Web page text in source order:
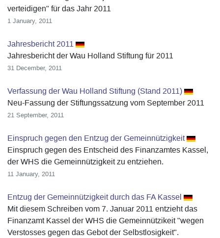
verteidigen" für das Jahr 2011
1 January, 2011
Jahresbericht 2011
Jahresbericht der Wau Holland Stiftung für 2011
31 December, 2011
Verfassung der Wau Holland Stiftung (Stand 2011)
Neu-Fassung der Stiftungssatzung vom September 2011
21 September, 2011
Einspruch gegen den Entzug der Gemeinnützigkeit
Einspruch gegen des Entscheid des Finanzamtes Kassel,
der WHS die Gemeinnützigkeit zu entziehen.
11 January, 2011
Entzug der Gemeinnützigkeit durch das FA Kassel
Mit diesem Schreiben vom 7. Januar 2011 entzieht das
Finanzamt Kassel der WHS die Gemeinnützikeit "wegen
Verstosses gegen das Gebot der Selbstlosigkeit".